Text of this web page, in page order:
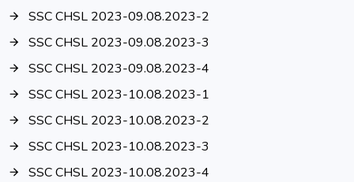
SSC CHSL 2023-09.08.2023-2
SSC CHSL 2023-09.08.2023-3
SSC CHSL 2023-09.08.2023-4
SSC CHSL 2023-10.08.2023-1
SSC CHSL 2023-10.08.2023-2
SSC CHSL 2023-10.08.2023-3
SSC CHSL 2023-10.08.2023-4